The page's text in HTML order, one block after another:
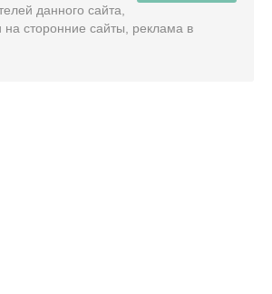
данного сайта,
на сторонние сайты, реклама в